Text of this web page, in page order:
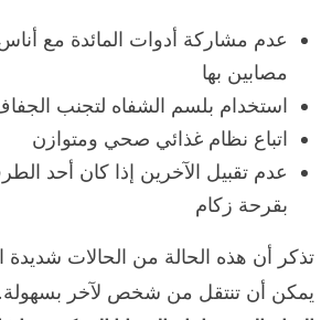
عدم مشاركة أدوات المائدة مع أناس
مصابين بها
استخدام بلسم الشفاه لتجنب
اتباع نظام غذائي صحي ومتوازن
عدم تقبيل الآخرين إذا كان أحد
بقرحة زكام
تذكر أن هذه الحالة من الحالات شديدة
يمكن أن تنتقل من شخص لآخر بسهولة.